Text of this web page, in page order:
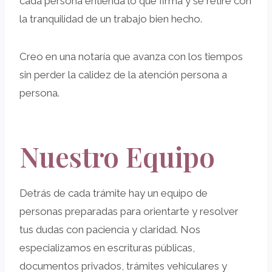
la tranquilidad de un trabajo bien hecho.
Creo en una notaría que avanza con los tiempos
sin perder la calidez de la atención persona a
persona.
Nuestro Equipo
Detrás de cada trámite hay un equipo de
personas preparadas para orientarte y resolver
tus dudas con paciencia y claridad. Nos
especializamos en escrituras públicas,
documentos privados, trámites vehiculares y